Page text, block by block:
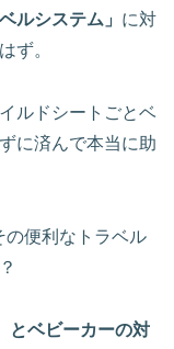
ルシステム」 に対
ず。
ルドシートごとベ
に済んで本当に助
便利なトラベル
とベビーカーの対